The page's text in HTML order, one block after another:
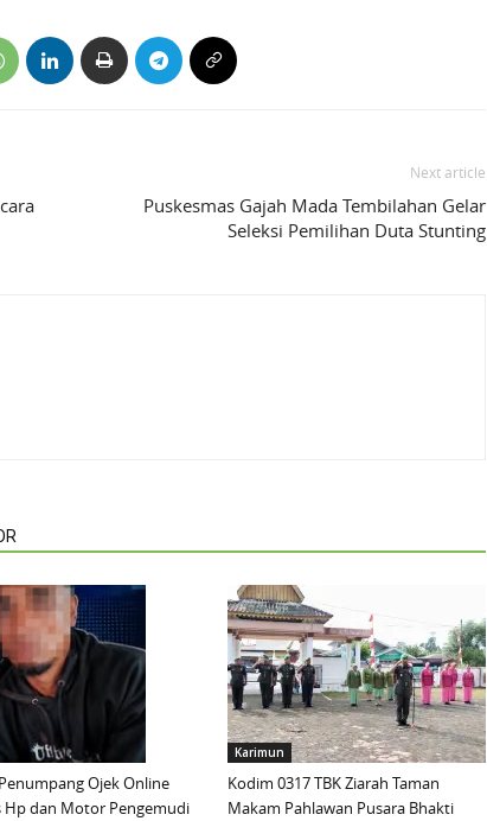
Next article
Puskesmas Gajah Mada Tembilahan Gelar
Seleksi Pemilihan Duta Stunting
Ojek Online
Hp dan Motor Pengemudi
Karimun
Kodim 0317 TBK Ziarah Taman
Makam Pahlawan Pusara Bhakti